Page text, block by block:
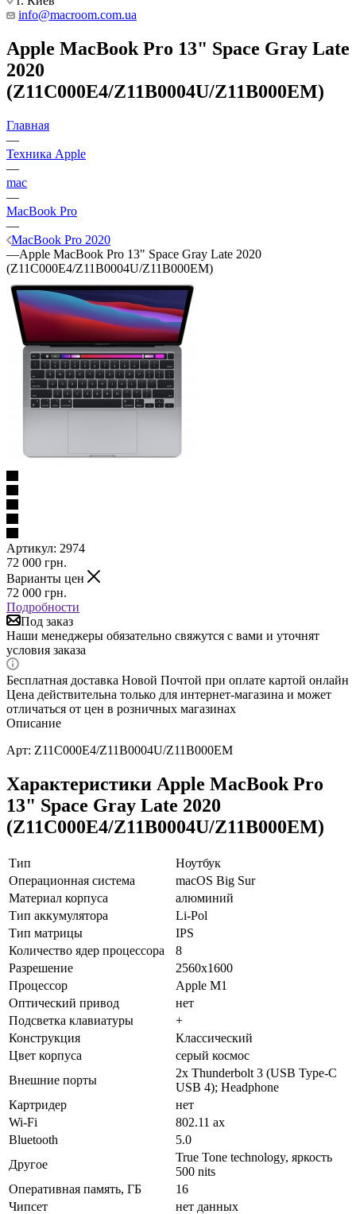
info@macroom.com.ua
Apple MacBook Pro 13" Space Gray Late
2020
(Z11C000E4/Z11B0004U/Z11B000EM)
Главная
—
Техника Apple
—
mac
—
MacBook Pro
—
MacBook Pro 2020
—Apple MacBook Pro 13" Space Gray Late 2020
(Z11C000E4/Z11B0004U/Z11B000EM)
Артикул: 2974
72 000 грн.
Варианты цен
72 000 грн.
Подробности
Под заказ
Наши менеджеры обязательно свяжутся с вами и уточнят
условия заказа
Бесплатная доставка Новой Почтой при оплате картой онлайн
Цена действительна только для интернет-магазина и может
отличаться от цен в розничных магазинах
Описание
Арт: Z11C000E4/Z11B0004U/Z11B000EM
Характеристики Apple MacBook Pro
13" Space Gray Late 2020
(Z11C000E4/Z11B0004U/Z11B000EM)
Тип
Ноутбук
Операционная система
macOS Big Sur
Материал корпуса
алюминий
Тип аккумулятора
Li-Pol
Тип матрицы
IPS
Количество ядер процессора
8
Разрешение
2560x1600
Процессор
Apple M1
Оптический привод
нет
Подсветка клавиатуры
+
Конструкция
Классический
Цвет корпуса
серый космос
Внешние порты
2x Thunderbolt 3 (USB Type-C
USB 4); Headphone
Картридер
нет
Wi-Fi
802.11 ax
Bluetooth
5.0
Другое
True Tone technology, яркость
500 nits
Оперативная память, ГБ
16
Чипсет
нет данных